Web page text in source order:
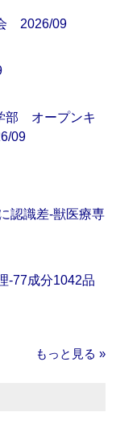
2026/09
部 オープンキ
09
認識差‐獣医療専
‐77成分1042品
もっと見る »